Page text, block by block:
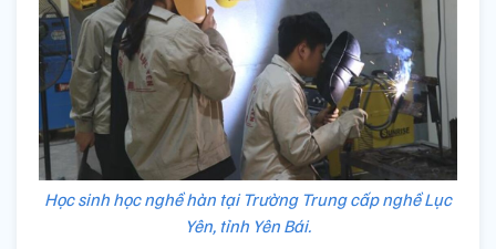
Học sinh học nghề hàn tại Trường Trung cấp nghề Lục
Yên, tỉnh Yên Bái.